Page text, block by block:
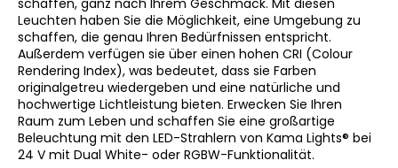
Leuchten haben Sie die Möglichkeit, eine Umgebung zu
schaffen, die genau Ihren Bedürfnissen entspricht.
Außerdem verfügen sie über einen hohen CRI (Colour
Rendering Index), was bedeutet, dass sie Farben
originalgetreu wiedergeben und eine natürliche und
hochwertige Lichtleistung bieten. Erwecken Sie Ihren
Raum zum Leben und schaffen Sie eine großartige
Beleuchtung mit den LED-Strahlern von Kama Lights® bei
24 V mit Dual White- oder RGBW-Funktionalität.
i
e
?